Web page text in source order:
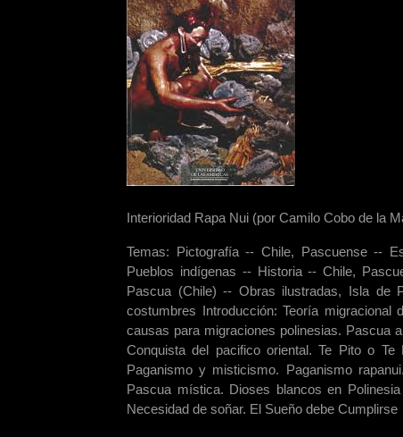
Interioridad Rapa Nui (por Camilo Cobo de la
Temas: Pictografía -- Chile, Pascuense --
Pueblos indígenas -- Historia -- Chile,
Pascua (Chile) -- Obras ilustradas, Isla de
costumbres Introducción: Teoría
causas para migraciones polinesias. Pascua
Conquista del pacifico oriental. Te Pito o
Paganismo y misticismo. Paganismo
Pascua mística. Dioses blancos en
Necesidad de soñar. El Sueño debe Cumplirse